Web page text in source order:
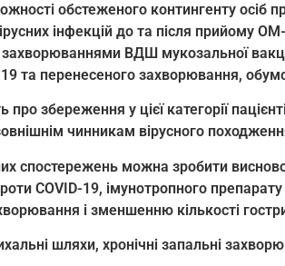
обстеженого контингенту
інфекцій до та після прийому
ВДШ мукозальної
19 та перенесеного захворювання,
про збереження у цієї категорії
чинникам вірусного
спостережень можна зробити
COVID-19, імунотропного
і зменшенню кількості
шляхи, хронічні запальні